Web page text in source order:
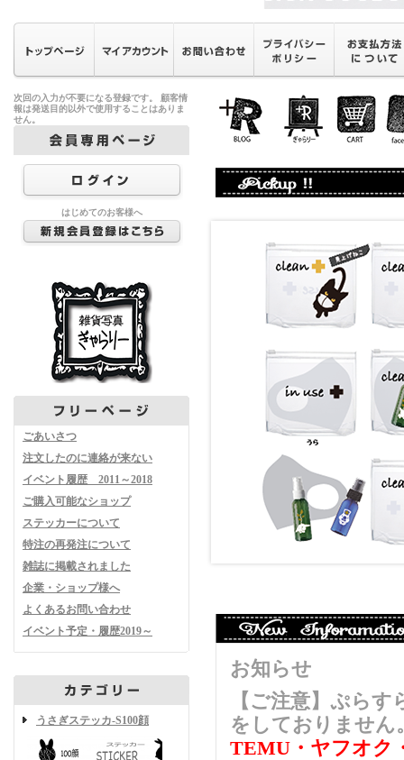
次回の入力が不要になる登録です。 顧客情
報は発送目的以外で使用することはありま
せん。
はじめてのお客様へ
ごあいさつ
注文したのに連絡が来ない
イベント履歴 2011～2018
ご購入可能なショップ
ステッカーについて
特注の再発注について
雑誌に掲載されました
企業・ショップ様へ
よくあるお問い合わせ
イベント予定・履歴2019～
うさぎステッカ-S100顔
お知らせ
【ご注意】ぷら
をしておりません
TEMU・ヤフオク